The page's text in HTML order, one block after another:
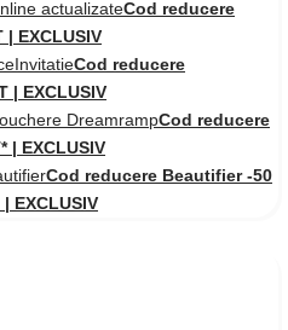
Cod reducere
EXCLUSIV
Cod reducere
| EXCLUSIV
Cod reducere
| EXCLUSIV
Cod reducere Beautifier -50
EXCLUSIV